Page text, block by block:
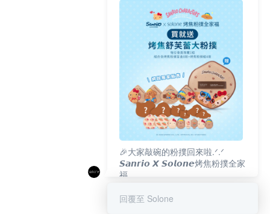
🎉大家敲碗的粉撲回來啦.ᐟ‪‪.ᐟ
𝙎𝙖𝙣𝙧𝙞𝙤 𝙓 𝙎𝙤𝙡𝙤𝙣𝙚烤焦粉撲全家
福
回覆至 Solone